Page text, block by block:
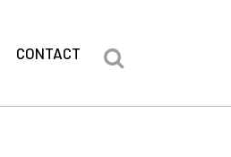
CONTACT